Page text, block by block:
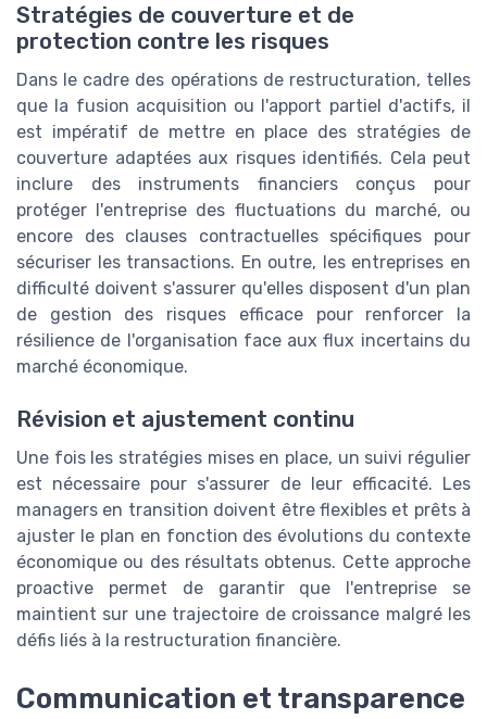
Stratégies de couverture et de
protection contre les risques
Dans le cadre des opérations de restructuration, telles
que la fusion acquisition ou l'apport partiel d'actifs, il
est impératif de mettre en place des stratégies de
couverture adaptées aux risques identifiés. Cela peut
inclure des instruments financiers conçus pour
protéger l'entreprise des fluctuations du marché, ou
encore des clauses contractuelles spécifiques pour
sécuriser les transactions. En outre, les entreprises en
difficulté doivent s'assurer qu'elles disposent d'un plan
de gestion des risques efficace pour renforcer la
résilience de l'organisation face aux flux incertains du
marché économique.
Révision et ajustement continu
Une fois les stratégies mises en place, un suivi régulier
est nécessaire pour s'assurer de leur efficacité. Les
managers en transition doivent être flexibles et prêts à
ajuster le plan en fonction des évolutions du contexte
économique ou des résultats obtenus. Cette approche
proactive permet de garantir que l'entreprise se
maintient sur une trajectoire de croissance malgré les
défis liés à la restructuration financière.
Communication et transparence